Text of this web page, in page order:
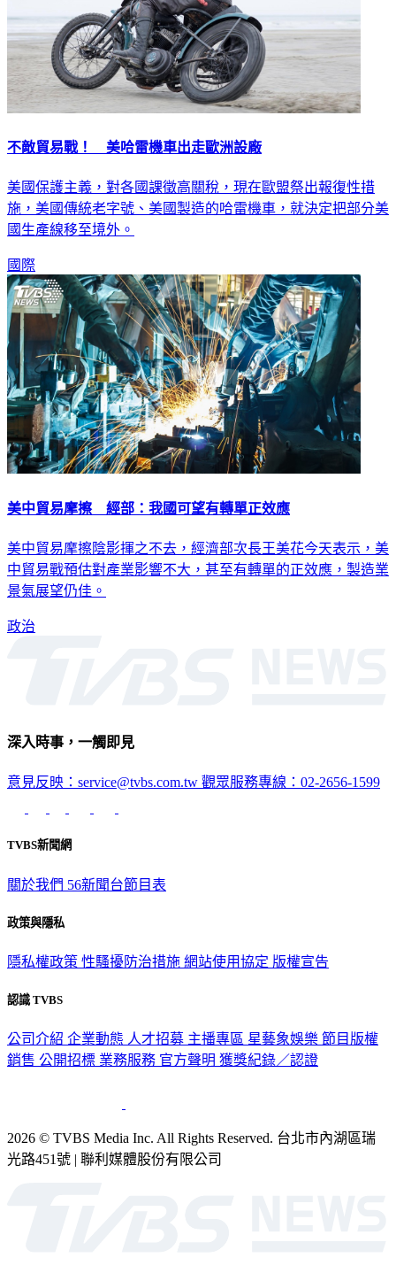
不敵貿易戰！ 美哈雷機車出走歐洲設廠
美國保護主義，對各國課徵高關稅，現在歐盟祭出報復性措
施，美國傳統老字號、美國製造的哈雷機車，就決定把部分美
國生產線移至境外。
國際
美中貿易摩擦 經部：我國可望有轉單正效應
美中貿易摩擦陰影揮之不去，經濟部次長王美花今天表示，美
中貿易戰預估對產業影響不大，甚至有轉單的正效應，製造業
景氣展望仍佳。
政治
深入時事，一觸即見
意見反映：service@tvbs.com.tw 觀眾服務專線：02-2656-1599
TVBS新聞網
關於我們 56新聞台節目表
政策與隱私
隱私權政策 性騷擾防治措施 網站使用協定 版權宣告
認識 TVBS
公司介紹 企業動態 人才招募 主播專區 星藝象娛樂 節目版權
銷售 公開招標 業務服務 官方聲明 獲獎紀錄／認證
2026 © TVBS Media Inc. All Rights Reserved. 台北市內湖區瑞
光路451號 | 聯利媒體股份有限公司